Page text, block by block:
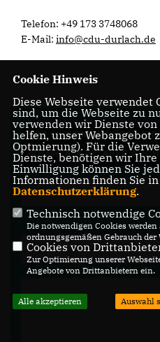
Telefon: +49 173 3748068
E-Mail: info@cdu-durlach.de
WIR FREUEN UNS ÜBER
KOMMENTARE. ABER
Cookie Hinweis
Diese Webseite verwendet
sind, um die Webseite zu
verwenden wir Dienste
helfen, unser Webangebot
Optmierung). Für die
Dienste, benötigen wir
Einwilligung können Sie
Informationen finden Sie
Datenschutzerklärung.
Technisch notwendige
Die notwendigen Cookies
ordnungsgemäßen Gebrauch der
Cookies von
Zur Optimierung unserer
Angebote von Drittanbietern ein.
Alle akzeptieren Auswahl